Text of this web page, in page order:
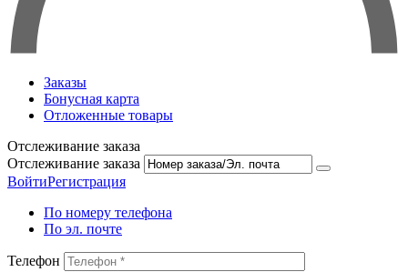
Заказы
Бонусная карта
Отложенные товары
Отслеживание заказа
Отслеживание заказа
ВойтиРегистрация
По номеру телефона
По эл. почте
Телефон